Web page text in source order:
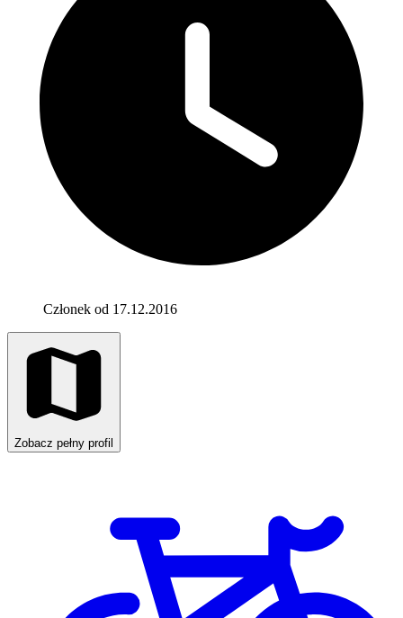
Członek od 17.12.2016
Zobacz pełny profil